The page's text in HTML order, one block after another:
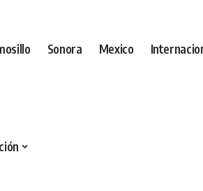
Sonora Mexico